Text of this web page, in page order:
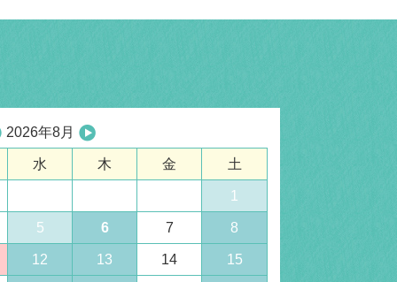
2026年8月
水 木 金 土
1
5 6 7 8
12 13 14 15